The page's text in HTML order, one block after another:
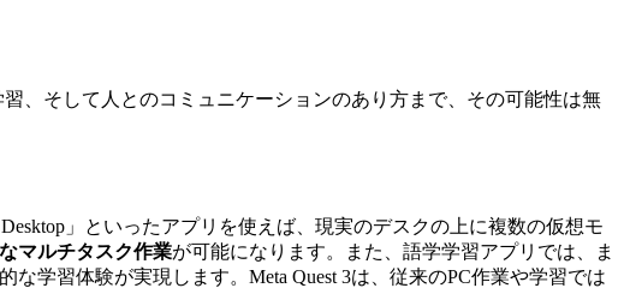
、そして人とのコミュニケーションのあり方まで、その可能性は無
」といったアプリを使えば、現実のデスクの上に複数の仮想モ
マルチタスク作業が可能になります。また、語学学習アプリでは、ま
学習体験が実現します。Meta Quest 3は、従来のPC作業や学習では